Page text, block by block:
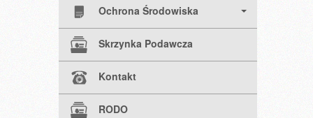
Ochrona Środowiska
Skrzynka Podawcza
Kontakt
RODO